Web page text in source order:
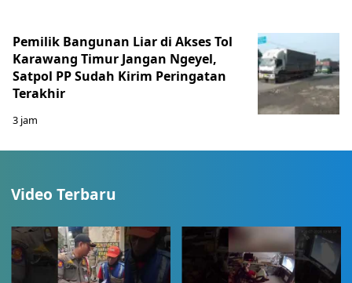
Pemilik Bangunan Liar di Akses Tol
Karawang Timur Jangan Ngeyel,
Satpol PP Sudah Kirim Peringatan
Terakhir
3 jam
Video Terbaru